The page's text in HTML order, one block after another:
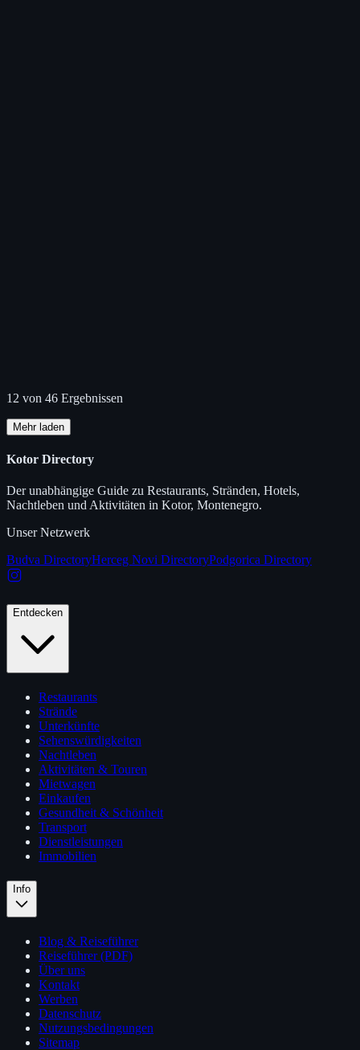
12 von 46 Ergebnissen
Mehr laden
Kotor Directory
Der unabhängige Guide zu Restaurants, Stränden, Hotels,
Nachtleben und Aktivitäten in Kotor, Montenegro.
Unser Netzwerk
Budva DirectoryHerceg Novi DirectoryPodgorica Directory
Entdecken
Restaurants
Strände
Unterkünfte
Sehenswürdigkeiten
Nachtleben
Aktivitäten & Touren
Mietwagen
Einkaufen
Gesundheit & Schönheit
Transport
Dienstleistungen
Immobilien
Info
Blog & Reiseführer
Reiseführer (PDF)
Über uns
Kontakt
Werben
Datenschutz
Nutzungsbedingungen
Sitemap